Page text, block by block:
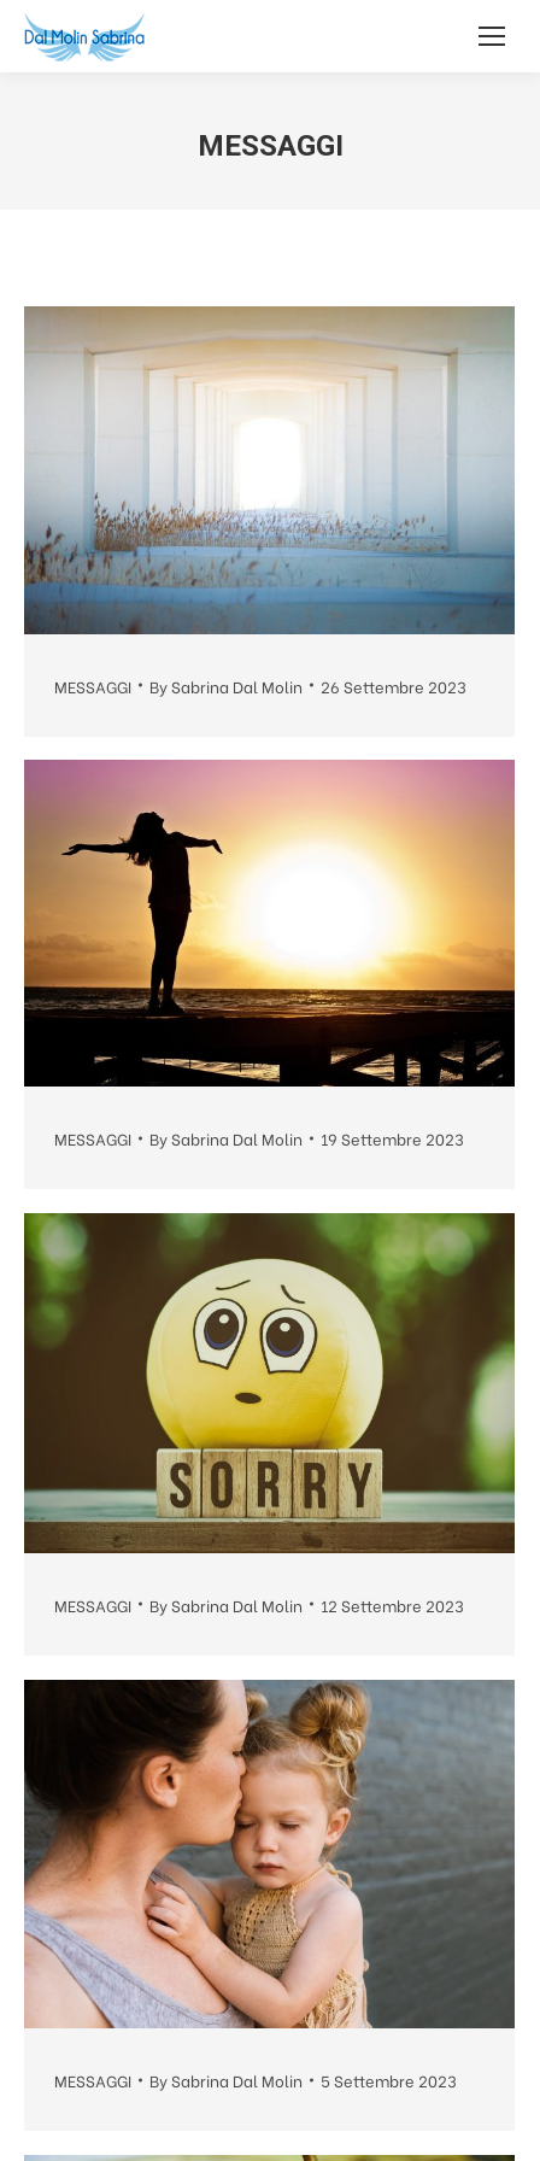
MESSAGGI
MESSAGGI BySabrina Dal Molin 26 Settembre 2023
MESSAGGI BySabrina Dal Molin 19 Settembre 2023
MESSAGGI BySabrina Dal Molin 12 Settembre 2023
MESSAGGI BySabrina Dal Molin 5 Settembre 2023